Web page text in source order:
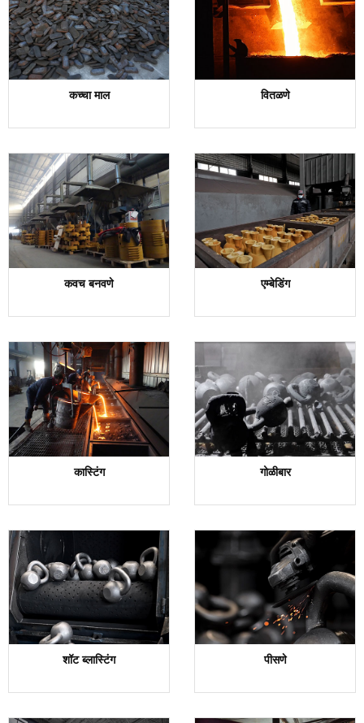
कच्चा माल वितळणे
कवच बनवणे एम्बेडिंग
कास्टिंग गोळीबार
शॉट ब्लास्टिंग पीसणे